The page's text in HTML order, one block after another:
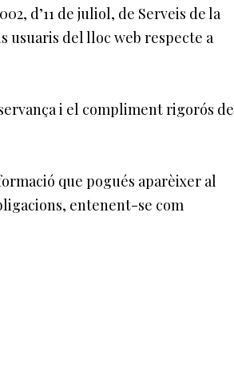
d’11 de juliol, de Serveis de la
usuaris del lloc web respecte a
i el compliment rigorós de
que pogués aparèixer al
entenent-se com